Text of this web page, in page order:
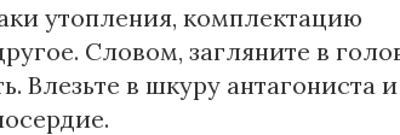
утопления, комплектацию
Словом, загляните в
Влезьте в шкуру антагониста и